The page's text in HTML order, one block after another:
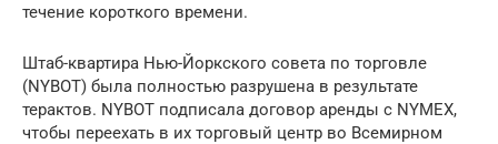
течение короткого времени.
Штаб-квартира Нью-Йоркского совета по торговле
(NYBOT) была полностью разрушена в результате
терактов. NYBOT подписала договор аренды с NYMEX,
чтобы переехать в их торговый центр во Всемирном